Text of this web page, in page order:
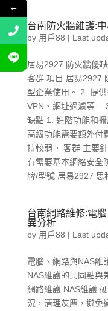
台南防火牆維護:
by 用戶88 | Last
居易2927 防火牆優
客群 項目 居易2927
型企業使用。 2. 提
VPN、網址過濾等。
缺點 1. 進階功能和
高級功能需要額外付
持較弱。 客群 主要
有需要基本網絡安全
牌/型號 居易2927 思
台南網路維修:電
異分析
by 用戶88 | Last
電腦、網路與NAS維
NAS維護的共同點與
網路維護 NAS維護
況，清理灰塵，避免
←